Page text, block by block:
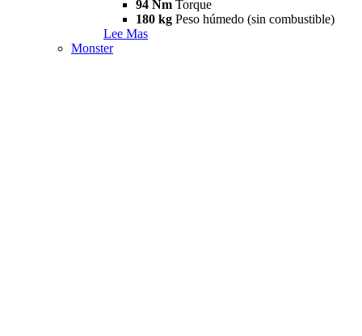
94 Nm Torque
180 kg Peso húmedo (sin combustible)
Lee Mas
Monster